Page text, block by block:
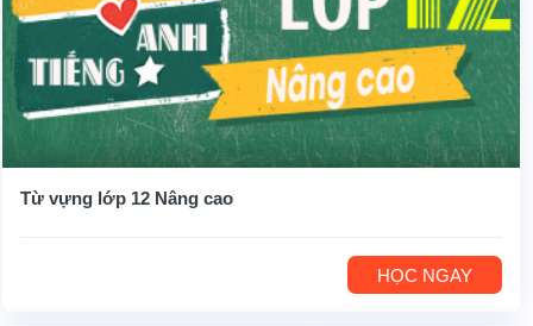
Từ vựng lớp 12 Nâng cao
HỌC NGAY